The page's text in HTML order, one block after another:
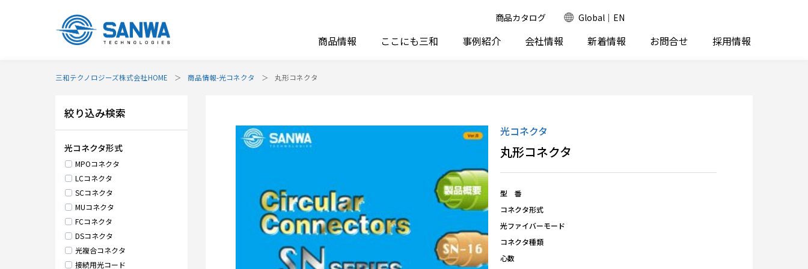
商品カタログ Global｜EN
商品情報 ここにも三和 事例紹介 会社情報 新着情報 お問合せ 採用情報
三和テクノロジーズ株式会社HOME 商品情報-光コネクタ 丸形コネクタ
絞り込み検索
光コネクタ形式
MPOコネクタ
LCコネクタ
SCコネクタ
MUコネクタ
FCコネクタ
DSコネクタ
光複合コネクタ
接続用光コード
光コネクタ
丸形コネクタ
型 番
コネクタ形式
光ファイバーモード
コネクタ種類
心数